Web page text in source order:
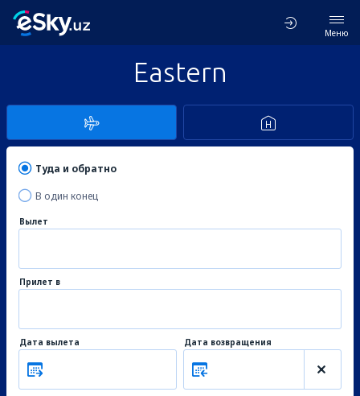
Меню
Eastern
Туда и обратно
В один конец
Вылет
Прилет в
Дата вылета Дата возвращения